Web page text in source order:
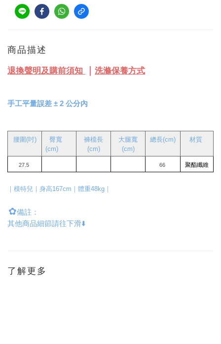
商品描述
退換聲明及購前須知 洗滌保養方式
手工平量誤差 ± 2 公分內
腰圍(吋)
臀寬
(cm)
褲檔長
(cm)
大腿寬
(cm)
總長(cm) 材質
27.5 66 聚酯纖維
｜模特兒｜身高167cm｜體重48kg｜
✿備註：
其他商品細節請往下滑⬇️
了解更多